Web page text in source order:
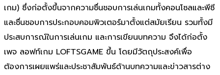
เกม) ซึ่งก่อตั้งขึ้นจากความชื่นชอบการเล่นเกมทั้งคอนโซลและพีซี
และชื่นชอบการประกอบคอมพิวเตอร์มาตั้งแต่สมัยเรียน รวมทั้งมี
ประสบการณ์ในการเล่นเกม และการเขียนบทความ จึงได้ก่อตั้ง
เพจ ลอฟท์เกม LOFTSGAME ขึ้น โดยมีวัตถุประสงค์เพื่อ
ต้องการเผยแพร่และประชาสัมพันธ์ด้านบทความและข่าวสารต่าง